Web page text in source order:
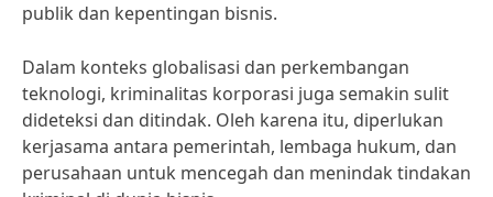
publik dan kepentingan bisnis.
Dalam konteks globalisasi dan perkembangan
teknologi, kriminalitas korporasi juga semakin sulit
dideteksi dan ditindak. Oleh karena itu, diperlukan
kerjasama antara pemerintah, lembaga hukum, dan
perusahaan untuk mencegah dan menindak tindakan